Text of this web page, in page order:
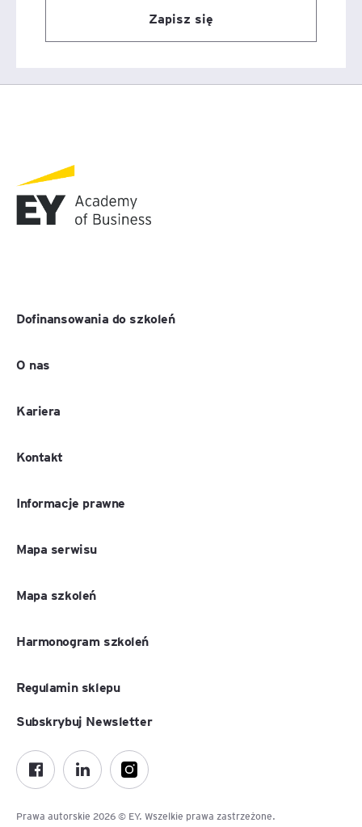
Zapisz się
Dofinansowania do szkoleń
O nas
Kariera
Kontakt
Informacje prawne
Mapa serwisu
Mapa szkoleń
Harmonogram szkoleń
Regulamin sklepu
Prawa autorskie 2026 © EY. Wszelkie prawa zastrzeżone.
Subskrybuj Newsletter